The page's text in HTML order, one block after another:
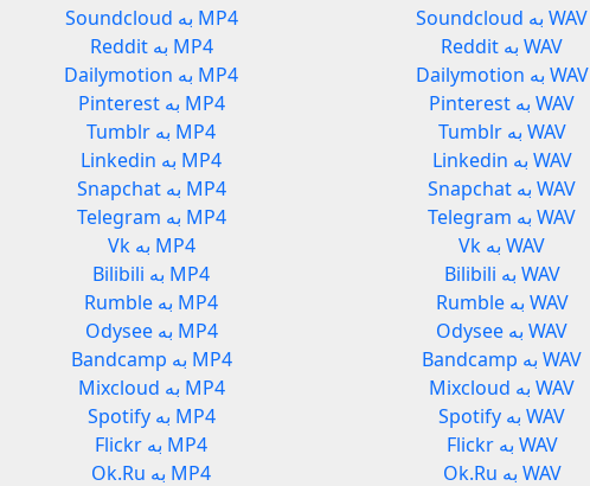
Soundcloud به MP4
Reddit به MP4
Dailymotion به MP4
Pinterest به MP4
Tumblr به MP4
Linkedin به MP4
Snapchat به MP4
Telegram به MP4
Vk به MP4
Bilibili به MP4
Rumble به MP4
Odysee به MP4
Bandcamp به MP4
Mixcloud به MP4
Spotify به MP4
Flickr به MP4
Ok.Ru به MP4
Soundcloud به WAV
Reddit به WAV
Dailymotion به WAV
Pinterest به WAV
Tumblr به WAV
Linkedin به WAV
Snapchat به WAV
Telegram به WAV
Vk به WAV
Bilibili به WAV
Rumble به WAV
Odysee به WAV
Bandcamp به WAV
Mixcloud به WAV
Spotify به WAV
Flickr به WAV
Ok.Ru به WAV